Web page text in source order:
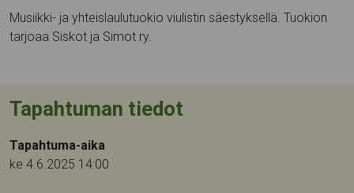
Musiikki- ja yhteislaulutuokio viulistin säestyksellä. Tuokion
tarjoaa Siskot ja Simot ry.
Tapahtuman tiedot
Tapahtuma-aika
ke 4.6.2025 14:00